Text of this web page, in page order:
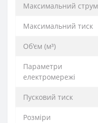
Максимальний струм
Максимальний тиск
Об'єм (м³)
Параметри
електромережі
Пусковий тиск
Розміри